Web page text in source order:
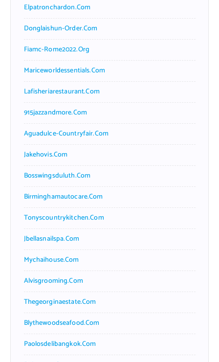
Elpatronchardon.com
Donglaishun-Order.com
Fiamc-Rome2022.org
Mariceworldessentials.com
Lafisheriarestaurant.com
915jazzandmore.com
Aguadulce-Countryfair.com
Jakehovis.com
Bosswingsduluth.com
Birminghamautocare.com
Tonyscountrykitchen.com
Jbellasnailspa.com
Mychaihouse.com
Alvisgrooming.com
Thegeorginaestate.com
Blythewoodseafood.com
Paolosdelibangkok.com